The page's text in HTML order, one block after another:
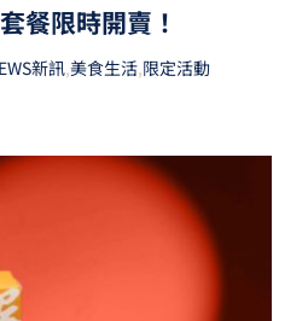
餐限時開賣！
新訊,美食生活,限定活動